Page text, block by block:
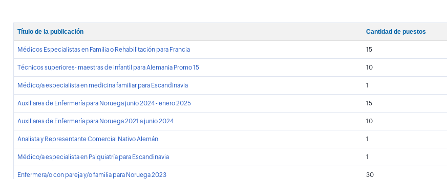
Título de la publicación Cantidad de puestos
Médicos Especialistas en Familia o Rehabilitación para Francia 15
Técnicos superiores- maestras de infantil para Alemania Promo 15 10
Médico/a especialista en medicina familiar para Escandinavia 1
Auxiliares de Enfermería para Noruega junio 2024 - enero 2025 15
Auxiliares de Enfermería para Noruega 2021 a junio 2024 10
Analista y Representante Comercial Nativo Alemán 1
Médico/a especialista en Psiquiatría para Escandinavia 1
Enfermera/o con pareja y/o familia para Noruega 2023 30